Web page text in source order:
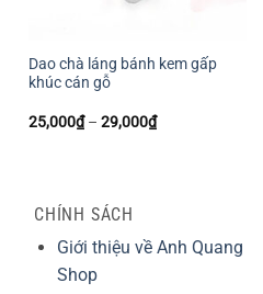
Dao chà láng bánh kem gấp
khúc cán gỗ
25,000₫ – 29,000₫Khoảng
giá:
CHÍNH SÁCH
Giới thiệu về Anh Quang
Shop